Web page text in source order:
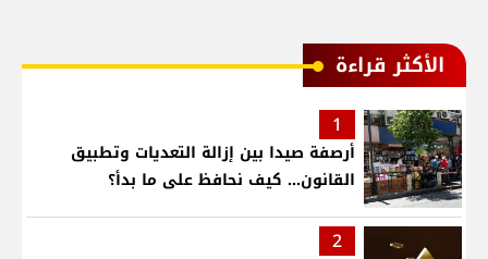
الأكثر قراءة
1
أرصفة صيدا بين إزالة التعديات وتطبيق
القانون... كيف نحافظ على ما بدأ؟
2